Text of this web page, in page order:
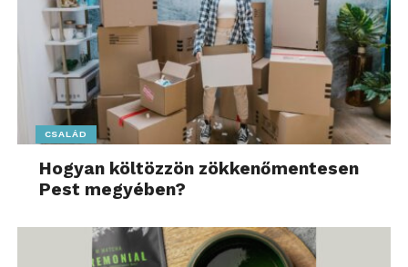
CSALÁD
Hogyan költözzön zökkenőmentesen
Pest megyében?